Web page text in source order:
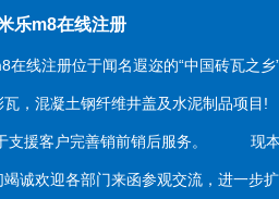
乐m8在线注册
注册位于闻名遐迩的“中国砖瓦之乡
瓦，混凝土钢纤维井盖及水泥制品项
支援客户完善销前销后服务。 现本
竭诚欢迎各部门来函参观交流，进一